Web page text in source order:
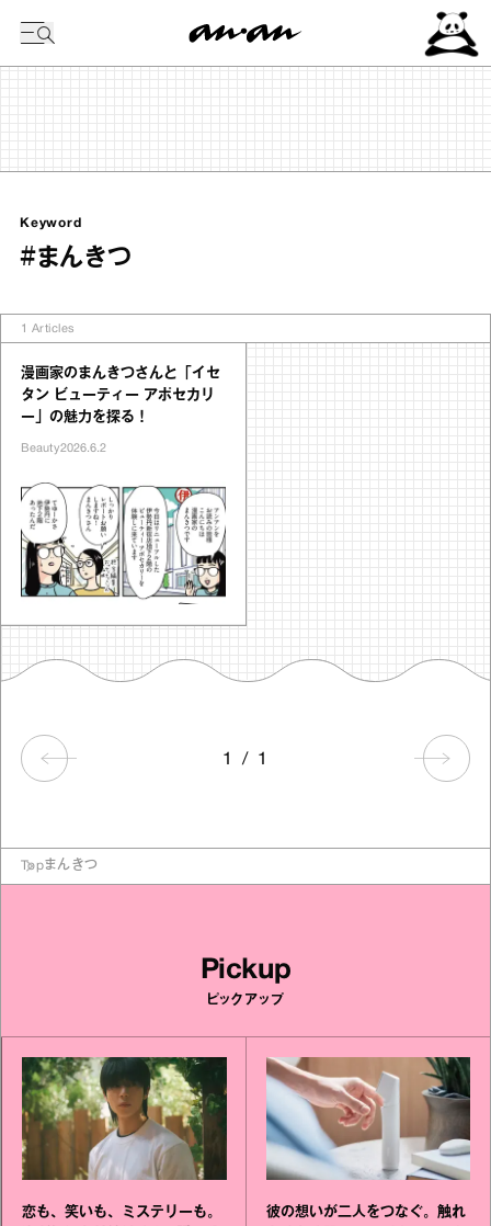
Keyword
#まんきつ
1 Articles
漫画家のまんきつさんと「イセ
タン ビューティー アポセカリ
ー」の魅力を探る！
Beauty2026.6.2
1 / 1
Topまんきつ
Pickup
ピックアップ
恋も、笑いも、ミステリーも。
彼の想いが二人をつなぐ。触れ